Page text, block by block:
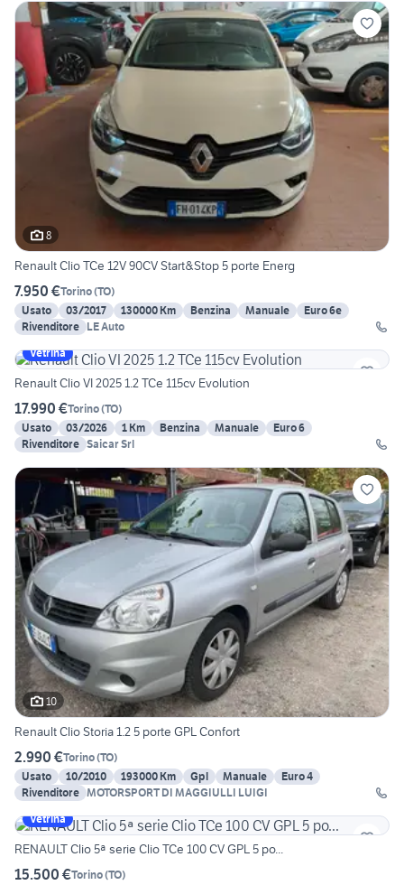
8
Renault Clio TCe 12V 90CV Start&Stop 5 porte Energ
7.950 €Torino(TO)
Usato
03/2017 130000 Km Benzina Manuale
Euro 6e
Rivenditore LE Auto
Vetrina
Renault Clio VI 2025 1.2 TCe 115cv Evolution
17.990 €Torino(TO)
Usato
03/2026 1 Km Benzina Manuale
Euro 6
Rivenditore Saicar Srl
10
Renault Clio Storia 1.2 5 porte GPL Confort
2.990 €Torino(TO)
Usato
10/2010 193000 Km Gpl Manuale
Euro 4
Rivenditore MOTORSPORT DI MAGGIULLI LUIGI
Vetrina
RENAULT Clio 5ª serie Clio TCe 100 CV GPL 5 po...
15.500 €Torino(TO)